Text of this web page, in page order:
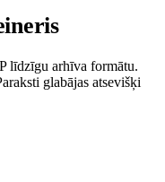
līdzīgu arhīva formātu.
glabājas atsevišķi